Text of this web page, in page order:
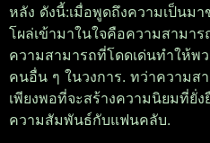
หลัง ดังนี้:เมื่อพูดถึงความเป็นม
โผล่เข้ามาในใจคือความสามา
ความสามารถที่โดดเด่นทำให้พ
คนอื่น ๆ ในวงการ. ทว่าความสา
เพียงพอที่จะสร้างความนิยมที่ยั่
ความสัมพันธ์กับแฟนคลับ.